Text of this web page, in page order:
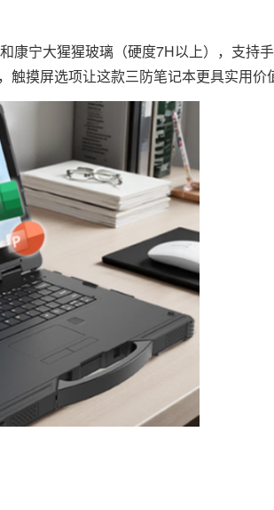
宁大猩猩玻璃（硬度7H以上），支持
摸屏选项让这款三防笔记本更具实用价